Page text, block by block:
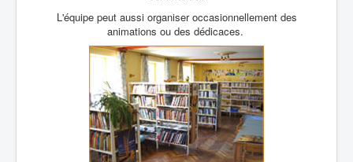
L'équipe peut aussi organiser occasionnellement des
animations ou des dédicaces.